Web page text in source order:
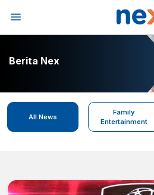
Berita Nex
All News
Family
Entertainment